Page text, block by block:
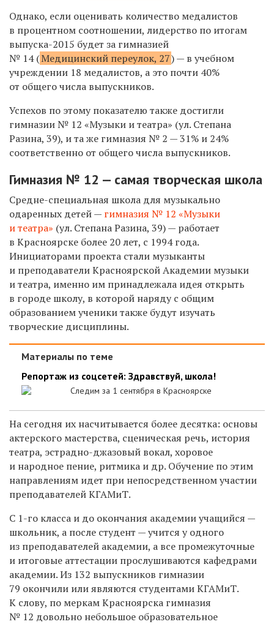
Однако, если оценивать количество медалистов
в процентном соотношении, лидерство по итогам
выпуска-2015 будет за гимназией
№ 14 (Медицинский переулок, 27) — в учебном
учреждении 18 медалистов, а это почти 40%
от общего числа выпускников.
Успехов по этому показателю также достигли
гимназии № 12 «Музыки и театра» (ул. Степана
Разина, 39), и та же гимназия № 2 — 31% и 24%
соответственно от общего числа выпускников.
Гимназия № 12 — самая творческая школа
Средне-специальная школа для музыкально
одаренных детей — гимназия № 12 «Музыки
и театра» (ул. Степана Разина, 39) — работает
в Красноярске более 20 лет, с 1994 года.
Инициаторами проекта стали музыканты
и преподаватели Красноярской Академии музыки
и театра, именно им принадлежала идея открыть
в городе школу, в которой наряду с общим
образованием ученики также будут изучать
творческие дисциплины.
Материалы по теме
Репортаж из соцсетей: Здравствуй, школа!
Следим за 1 сентября в Красноярске
На сегодня их насчитывается более десятка: основы
актерского мастерства, сценическая речь, история
театра, эстрадно-джазовый вокал, хоровое
и народное пение, ритмика и др. Обучение по этим
направлениям идет при непосредственном участии
преподавателей КГАМиТ.
С 1-го класса и до окончания академии учащийся —
школьник, а после студент — учится у одного
из преподавателей академии, а все промежуточные
и итоговые аттестации прослушиваются кафедрами
академии. Из 132 выпускников гимназии
79 окончили или являются студентами КГАМиТ.
К слову, по меркам Красноярска гимназия
№ 12 довольно небольшое образовательное